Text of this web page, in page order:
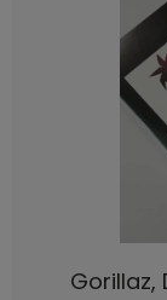
Gorillaz,